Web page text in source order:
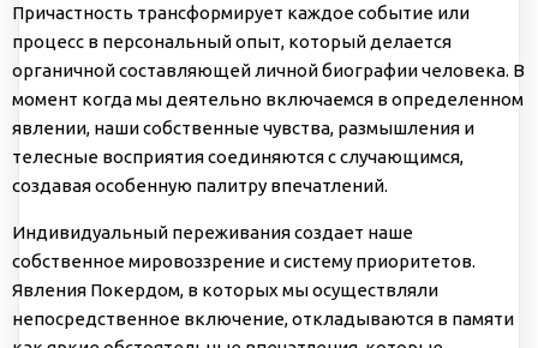
Причастность трансформирует каждое событие или
процесс в персональный опыт, который делается
органичной составляющей личной биографии человека. В
момент когда мы деятельно включаемся в определенном
явлении, наши собственные чувства, размышления и
телесные восприятия соединяются с случающимся,
создавая особенную палитру впечатлений.
Индивидуальный переживания создает наше
собственное мировоззрение и систему приоритетов.
Явления Покердом, в которых мы осуществляли
непосредственное включение, откладываются в памяти